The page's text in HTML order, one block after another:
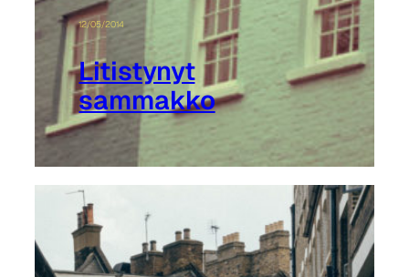
12/05/2014
Litistynyt
sammakko